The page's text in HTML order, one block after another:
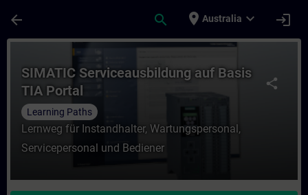
arrow_back search place Australia expand_more login
Course - SIMATIC Serviceausbildung
share
SIMATIC Serviceausbildung auf Basis
TIA Portal
Learning Paths
Lernweg für Instandhalter, Wartungspersonal,
Servicepersonal und Bediener